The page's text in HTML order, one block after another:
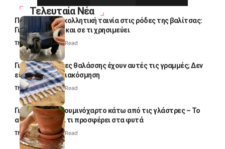
Τελευταία Νέα
Πολλοί βάζουν κολλητική ταινία στις ρόδες της βαλίτσας:
Γιατί το κάνουν και σε τι χρησιμεύει
Thali Ombre 4 Min Read
Γιατί οι πετσέτες θαλάσσης έχουν αυτές τις γραμμές; Δεν
είναι μόνο για διακόσμηση
Thali Ombre5 Min Read
Γιατί βάζουν αλουμινόχαρτο κάτω από τις γλάστρες – Το
απλό κόλπο και τι προσφέρει στα φυτά
Thali Ombre4 Min Read